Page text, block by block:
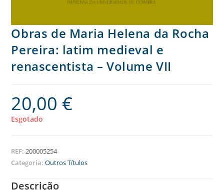
Obras de Maria Helena da Rocha
Pereira: latim medieval e
renascentista – Volume VII
20,00 €
Esgotado
REF:200005254
Categoria:Outros Títulos
Descrição